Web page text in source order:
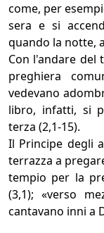
come, per
sera e si
quando la notte,
Con l'andare del
preghiera
vedevano
libro, infatti, si
terza (2,1-15).
Il Principe degli
terrazza a
tempio per la
(3,1); «verso
cantavano inni a